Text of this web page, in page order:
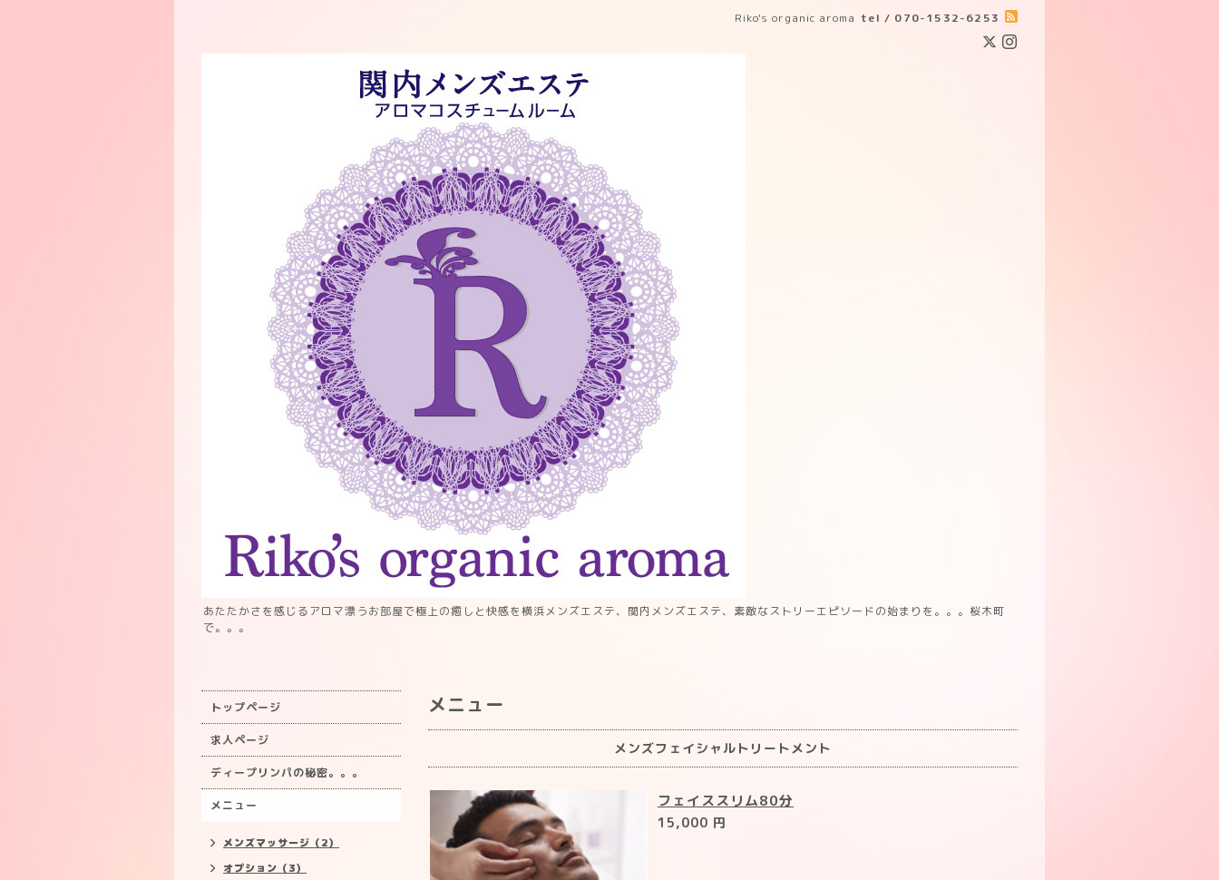
Riko's organic aroma tel / 070-1532-6253
あたたかさを感じるアロマ漂うお部屋で極上の癒しと快感を横浜メンズエステ、関内メンズエステ、素敵なストリーエピソードの始まりを。。。桜木町
で。。。
メニュー
メンズフェイシャルトリートメント
フェイススリム80分
15,000 円
トップページ
求人ページ
ディープリンパの秘密。。。
メニュー
メンズマッサージ（2）
オプション（3）